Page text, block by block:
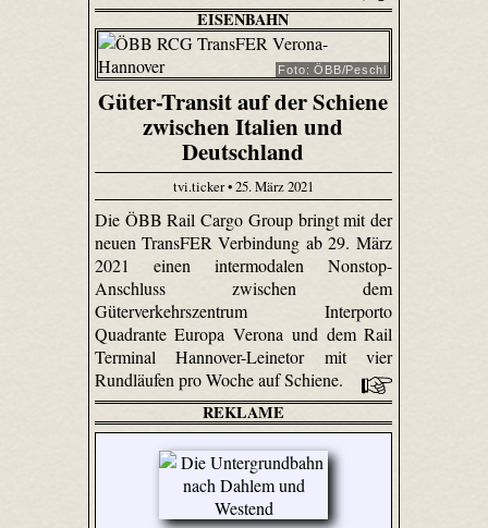
EISENBAHN
Foto: ÖBB/Peschl
Güter-Transit auf der Schiene
zwischen Italien und
Deutschland
tvi.ticker • 25. März 2021
Die ÖBB Rail Cargo Group bringt mit der
neuen TransFER Verbindung ab 29. März
2021 einen intermodalen Nonstop-
Anschluss zwischen dem
Güterverkehrszentrum Interporto
Quadrante Europa Verona und dem Rail
Terminal Hannover-Leinetor mit vier
Rundläufen pro Woche auf Schiene.
REKLAME